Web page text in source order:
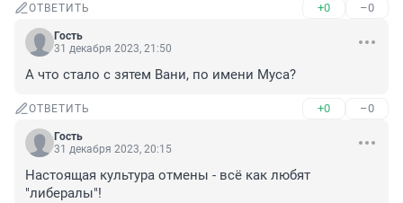
ОТВЕТИТЬ +0 –0
Гость
31 декабря 2023, 21:50
А что стало с зятем Вани, по имени Муса?
ОТВЕТИТЬ +0 –0
Гость
31 декабря 2023, 20:15
Настоящая культура отмены - всё как любят
"либералы"!